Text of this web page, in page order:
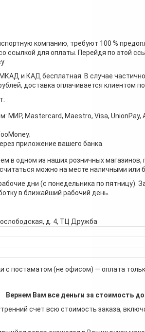
компанию, требуют 100 %
ссылкой для оплаты. Перейдя по этой
и КАД бесплатная. В случае
доставка оплачивается клиентом
МИР, Mastercard, Maestro, Visa, UnionPay,
приложение вашего банка.
в одном из наших розничных
можно на месте наличными или
дни (с понедельника по пятницу).
в ближайший рабочий день.
д. 4, ТЦ Дружба
с постаматом (не офисом) — оплата
Вернем Вам все деньги за стоимость
счет всю стоимость заказа,